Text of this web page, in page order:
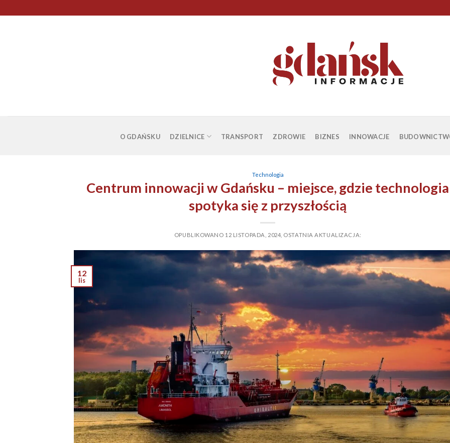
to
O GDAŃSKU DZIELNICE TRANSPORT ZDROWIE BIZNES INNOWACJE
Technologia
Centrum innowacji w Gdańsku – miejsce, gdzie technologia
spotyka się z przyszłością
OPUBLIKOWANO 12 LISTOPADA, 2024 OSTATNIA AKTUALIZACJA:
12
lis